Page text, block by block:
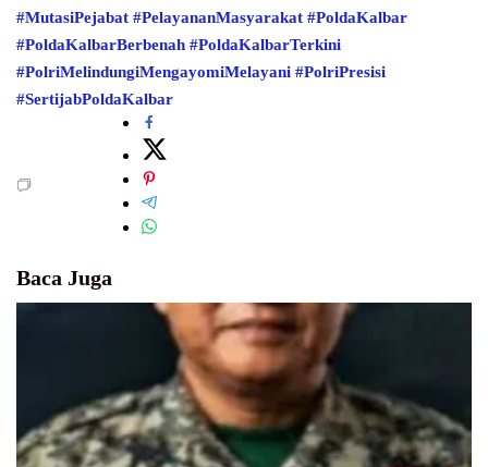
#MutasiPejabat #PelayananMasyarakat #PoldaKalbar
#PoldaKalbarBerbenah #PoldaKalbarTerkini
#PolriMelindungiMengayomiMelayani #PolriPresisi
#SertijabPoldaKalbar
Baca Juga